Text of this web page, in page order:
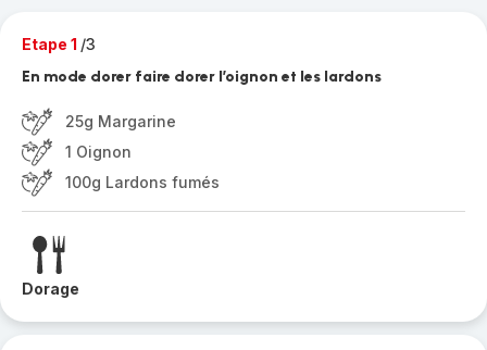
Etape 1 /3
En mode dorer faire dorer l’oignon et les lardons
25g Margarine
1 Oignon
100g Lardons fumés
Dorage